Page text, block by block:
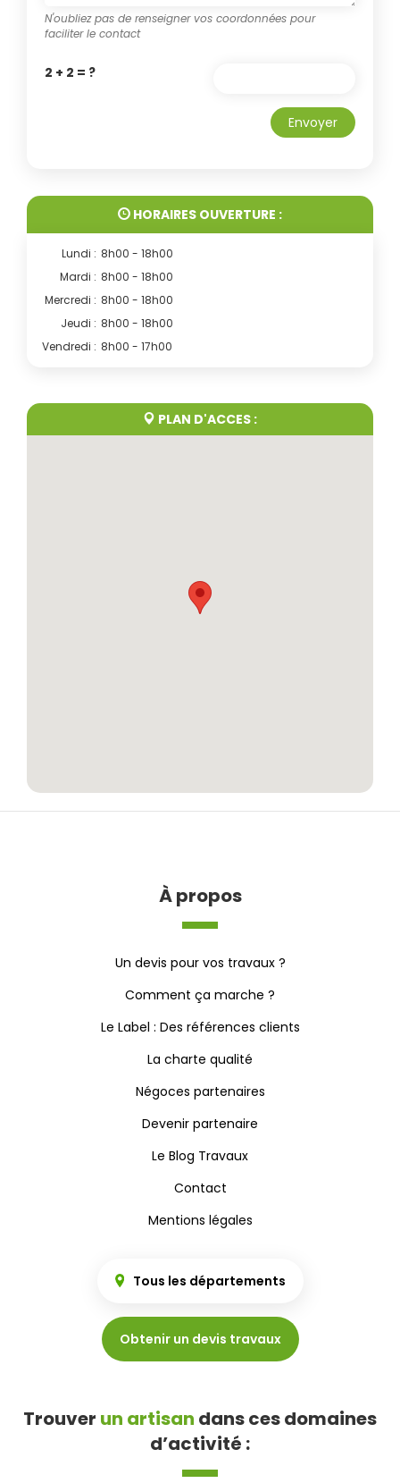
N'oubliez pas de renseigner vos coordonnées pour
faciliter le contact
2 + 2 = ?
Envoyer
HORAIRES OUVERTURE :
Lundi : 8h00 - 18h00
Mardi : 8h00 - 18h00
Mercredi : 8h00 - 18h00
Jeudi : 8h00 - 18h00
Vendredi : 8h00 - 17h00
PLAN D'ACCES :
À propos
Un devis pour vos travaux ?
Comment ça marche ?
Le Label : Des références clients
La charte qualité
Négoces partenaires
Devenir partenaire
Le Blog Travaux
Contact
Mentions légales
Tous les départements
Obtenir un devis travaux
Trouver un artisan dans ces domaines
d’activité :